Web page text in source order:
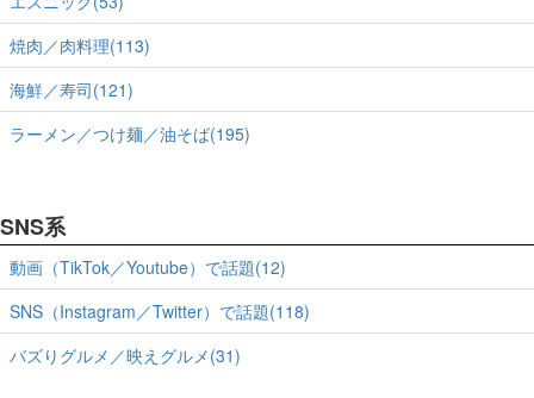
焼肉／肉料理(113)
海鮮／寿司(121)
ラーメン／つけ麺／油そば(195)
SNS系
動画（TikTok／Youtube）で話題(12)
SNS（Instagram／Twitter）で話題(118)
バズりグルメ／映えグルメ(31)